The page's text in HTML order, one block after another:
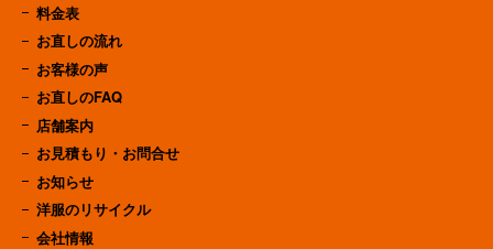
料金表
お直しの流れ
お客様の声
お直しのFAQ
店舗案内
お見積もり・お問合せ
お知らせ
洋服のリサイクル
会社情報